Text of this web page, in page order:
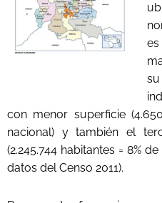
con menor superficie
nacional) y también el
(2.245.744 habitantes = 8%
datos del Censo 2011).